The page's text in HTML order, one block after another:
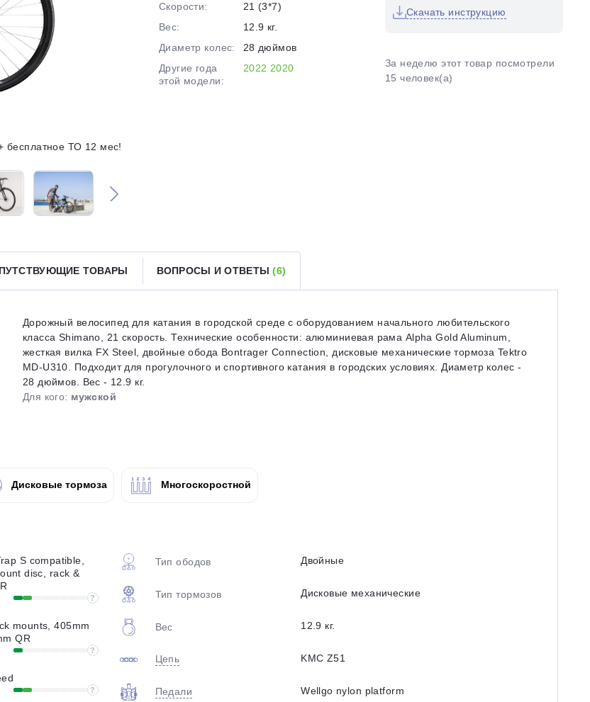
бесплатное ТО 12 мес!
Скорости:
21 (3*7)
Вес:
12.9 кг.
Диаметр колес:
28 дюймов
Другие года
этой модели:
2022 2020
Скачать инструкцию
За неделю этот товар посмотрели
15 человек(а)
ТОВАРЫ ВОПРОСЫ И ОТВЕТЫ(6)
Дорожный велосипед для катания в городской среде с оборудованием начального любительского
класса Shimano, 21 скорость. Технические особенности: алюминиевая рама Alpha Gold Aluminum,
жесткая вилка FX Steel, двойные обода Bontrager Connection, дисковые механические тормоза Tektro
MD-U310. Подходит для прогулочного и спортивного катания в городских условиях. Диаметр колес -
28 дюймов. Вес - 12.9 кг.
Для кого: мужской
Дисковые тормоза Многоскоростной
S compatible,
disc, rack &
?
mounts, 405mm
QR
?
?
Тип ободов Двойные
Тип тормозов Дисковые механические
Вес 12.9 кг.
Цепь KMC Z51
Педали Wellgo nylon platform
сегодня только
% картой любого банка
об оплате Плайтом
раз в 2
Остались вопросы?